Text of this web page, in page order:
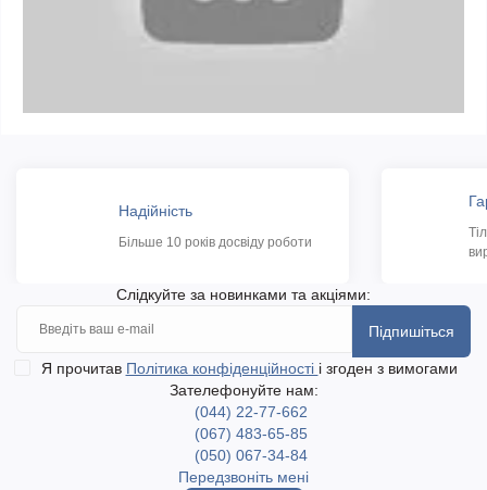
Надійність
Більше 10 років досвіду роботи
Слідкуйте за новинками та акціями:
Підпишіться
Я прочитав Політика конфіденційності і згоден з вимогами
Зателефонуйте нам:
(044) 22-77-662
(067) 483-65-85
(050) 067-34-84
Передзвоніть мені